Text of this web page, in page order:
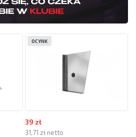
39 zł
31,71 zł netto
OCYNK